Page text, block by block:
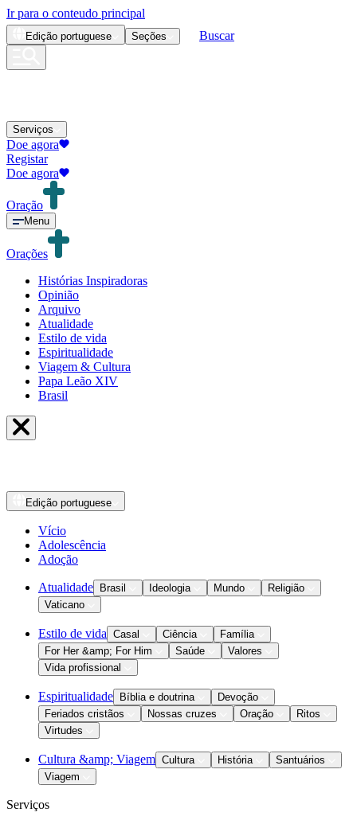
Ir para o conteudo principal
Edição portuguese Seções Buscar
Serviços
Doe agora
Registar
Doe agora
Oração
Menu
Orações
Histórias Inspiradoras
Opinião
Arquivo
Atualidade
Estilo de vida
Espiritualidade
Viagem & Cultura
Papa Leão XIV
Brasil
Edição portuguese
Vício
Adolescência
Adoção
Atualidade Brasil Ideologia Mundo
Religião
Vaticano
Estilo de vida Casal Ciência
Família
For Her &amp; For Him
Saúde
Valores
Vida profissional
Espiritualidade Bíblia e doutrina
Devoção
Feriados cristãos
Nossas cruzes Oração
Ritos
Virtudes
Cultura &amp; Viagem Cultura História
Santuários
Viagem
Serviços